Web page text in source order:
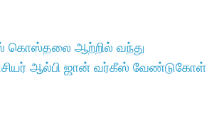
கொஸ்தலை ஆற்றில் வந்து
ஆல்பி ஜான் வர்கீஸ் வேண்டுகோள்